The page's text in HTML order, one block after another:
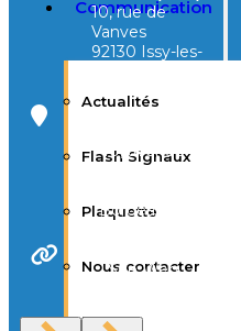
Communication
Actualités
Flash Signaux
Plaquette
Nous contacter
F.A.Q
10, rue de
Vanves
92130 Issy-les-
40, avenue
d’Eysines
Bordeaux
Site Web